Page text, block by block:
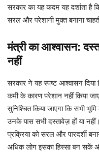
सरकार का यह कदम यह दर्शाता है
सरल और परेशानी मुक्त बनाना
मंत्री का आश्वासन:
नहीं
सरकार ने यह स्पष्ट आश्वासन दिया
कमी के कारण परेशान नहीं किया
सुनिश्चित किया जाएगा कि सभी
उनके पास सभी दस्तावेज़ हों या
प्रक्रिया को सरल और पारदर्शी
अधिक लोग इसका हिस्सा बन सकें